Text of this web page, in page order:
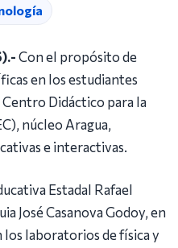
Con el propósito de
en los estudiantes
Didáctico para la
núcleo Aragua,
e interactivas.
Estadal Rafael
José Casanova Godoy, en
laboratorios de física y